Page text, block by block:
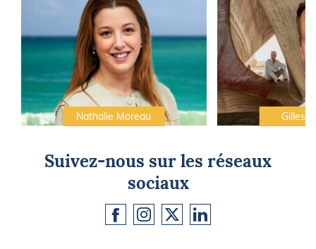
Nathalie Moreau Gilles
Suivez-nous sur les réseaux
sociaux